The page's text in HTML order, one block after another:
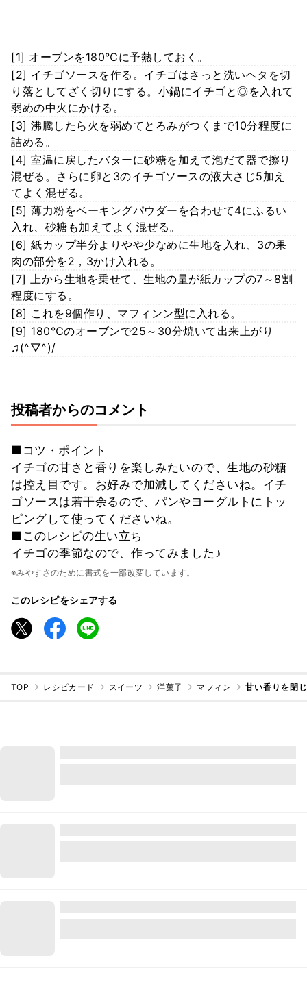
[1] オーブンを180℃に予熱しておく。
[2] イチゴソースを作る。イチゴはさっと洗いヘタを切
り落としてざく切りにする。小鍋にイチゴと◎を入れて
弱めの中火にかける。
[3] 沸騰したら火を弱めてとろみがつくまで10分程度に
詰める。
[4] 室温に戻したバターに砂糖を加えて泡だて器で擦り
混ぜる。さらに卵と3のイチゴソースの液大さじ5加え
てよく混ぜる。
[5] 薄力粉をベーキングパウダーを合わせて4にふるい
入れ、砂糖も加えてよく混ぜる。
[6] 紙カップ半分よりやや少なめに生地を入れ、3の果
肉の部分を2，3かけ入れる。
[7] 上から生地を乗せて、生地の量が紙カップの7～8割
程度にする。
[8] これを9個作り、マフィンン型に入れる。
[9] 180℃のオーブンで25～30分焼いて出来上がり
♫(^▽^)/
投稿者からのコメント
■コツ・ポイント
イチゴの甘さと香りを楽しみたいので、生地の砂糖
は控え目です。お好みで加減してくださいね。イチ
ゴソースは若干余るので、パンやヨーグルトにトッ
ピングして使ってくださいね。
■このレシピの生い立ち
イチゴの季節なので、作ってみました♪
※みやすさのために書式を一部改変しています。
このレシピをシェアする
TOP レシピカード スイーツ 洋菓子 マフィン 甘い香りを閉